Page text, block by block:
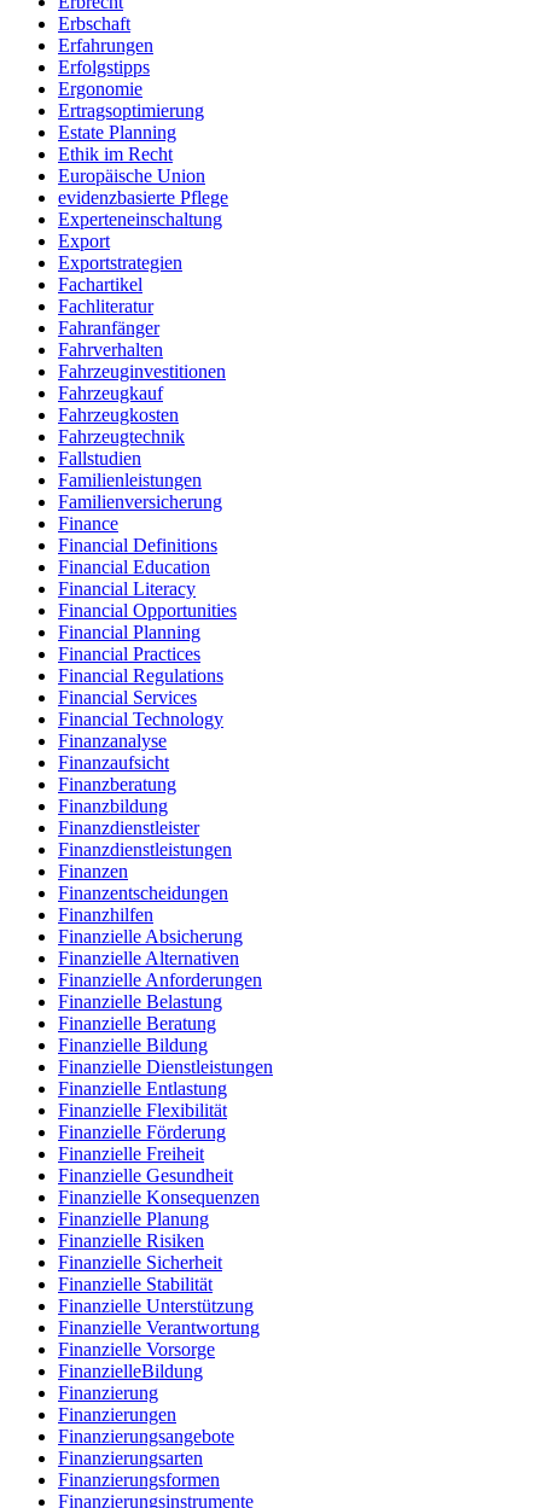
Erbschaft
Erfahrungen
Erfolgstipps
Ergonomie
Ertragsoptimierung
Estate Planning
Ethik im Recht
Europäische Union
evidenzbasierte Pflege
Experteneinschaltung
Export
Exportstrategien
Fachartikel
Fachliteratur
Fahranfänger
Fahrverhalten
Fahrzeuginvestitionen
Fahrzeugkauf
Fahrzeugkosten
Fahrzeugtechnik
Fallstudien
Familienleistungen
Familienversicherung
Finance
Financial Definitions
Financial Education
Financial Literacy
Financial Opportunities
Financial Planning
Financial Practices
Financial Regulations
Financial Services
Financial Technology
Finanzanalyse
Finanzaufsicht
Finanzberatung
Finanzbildung
Finanzdienstleister
Finanzdienstleistungen
Finanzen
Finanzentscheidungen
Finanzhilfen
Finanzielle Absicherung
Finanzielle Alternativen
Finanzielle Anforderungen
Finanzielle Belastung
Finanzielle Beratung
Finanzielle Bildung
Finanzielle Dienstleistungen
Finanzielle Entlastung
Finanzielle Flexibilität
Finanzielle Förderung
Finanzielle Freiheit
Finanzielle Gesundheit
Finanzielle Konsequenzen
Finanzielle Planung
Finanzielle Risiken
Finanzielle Sicherheit
Finanzielle Stabilität
Finanzielle Unterstützung
Finanzielle Verantwortung
Finanzielle Vorsorge
FinanzielleBildung
Finanzierung
Finanzierungen
Finanzierungsangebote
Finanzierungsarten
Finanzierungsformen
Finanzierungsinstrumente